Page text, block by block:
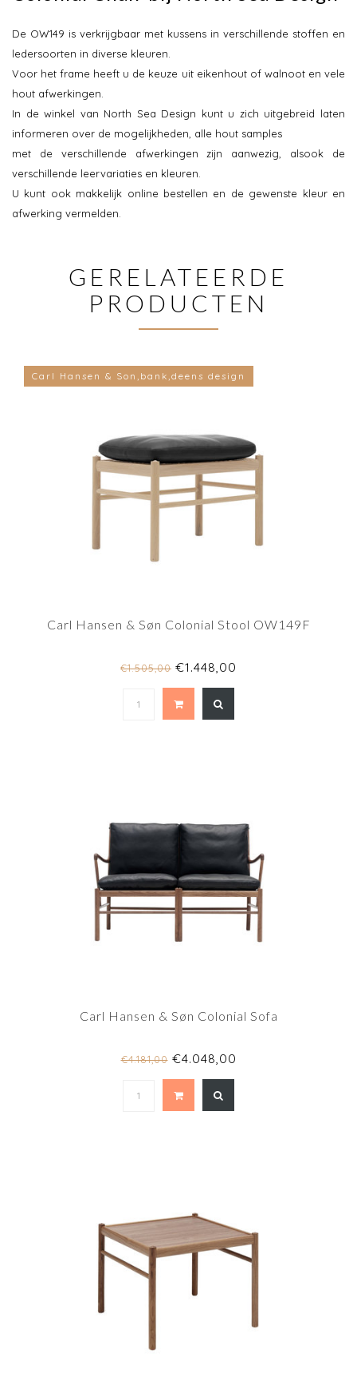
De OW149 is verkrijgbaar met kussens in verschillende stoffen en
ledersoorten in diverse kleuren.
Voor het frame heeft u de keuze uit eikenhout of walnoot en vele
hout afwerkingen.
In de winkel van North Sea Design kunt u zich uitgebreid laten
informeren over de mogelijkheden, alle hout samples
met de verschillende afwerkingen zijn aanwezig, alsook de
verschillende leervariaties en kleuren.
U kunt ook makkelijk online bestellen en de gewenste kleur en
afwerking vermelden.
GERELATEERDE
PRODUCTEN
Carl Hansen & Son,bank,deens design
Carl Hansen & Søn Colonial Stool OW149F
€1.505,00 €1.448,00
Carl Hansen & Søn Colonial Sofa
€4.181,00€4.048,00